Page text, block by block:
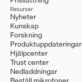
Resurser
Nyheter
Kunskap
Forskning
Produktuppdateringar
Hjälpcenter
Trust center
Nedladdningar